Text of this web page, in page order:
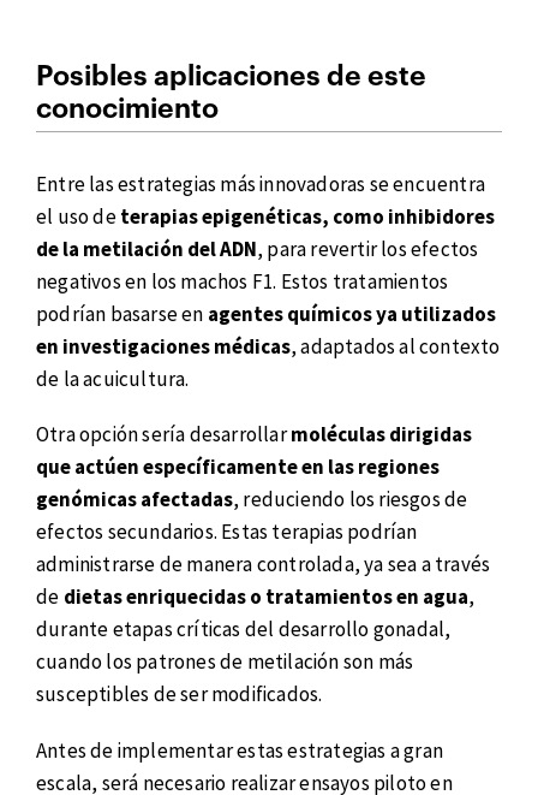
Posibles aplicaciones de este
conocimiento
Entre las estrategias más innovadoras se encuentra
el uso deterapias epigenéticas, como inhibidores
de la metilación del ADN, para revertir los efectos
negativos en los machos F1. Estos tratamientos
podrían basarse en agentes químicos ya utilizados
en investigaciones médicas, adaptados al contexto
de la acuicultura.
Otra opción sería desarrollarmoléculas dirigidas
que actúen específicamente en las regiones
genómicas afectadas, reduciendo los riesgos de
efectos secundarios. Estas terapias podrían
administrarse de manera controlada, ya sea a través
de dietas enriquecidas o tratamientos en agua,
durante etapas críticas del desarrollo gonadal,
cuando los patrones de metilación son más
susceptibles de ser modificados.
Antes de implementar estas estrategias a gran
escala, será necesario realizar ensayos piloto en